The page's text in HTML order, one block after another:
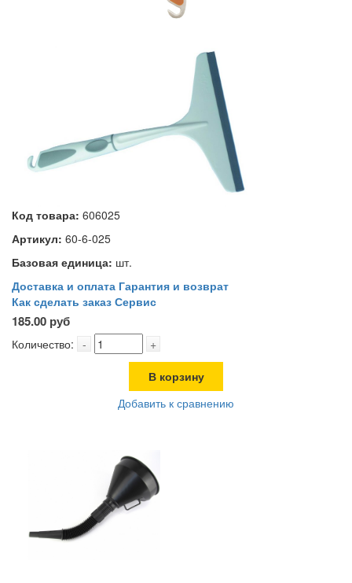
Код товара: 606025
Артикул: 60-6-025
Базовая единица: шт.
Доставка и оплата Гарантия и возврат
Как сделать заказ Сервис
185.00 руб
Количество: - +
В корзину
Добавить к сравнению